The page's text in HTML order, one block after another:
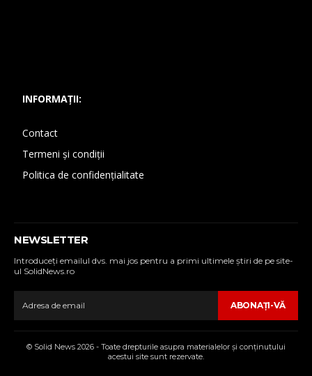
INFORMAȚII:
Contact
Termeni și condiții
Politica de confidențialitate
NEWSLETTER
Introduceţi emailul dvs. mai jos pentru a primi ultimele ştiri de pe site-
ul SolidNews.ro
ABONAŢI-VĂ
© Solid News 2026 - Toate drepturile asupra materialelor şi conţinutului
acestui site sunt rezervate.